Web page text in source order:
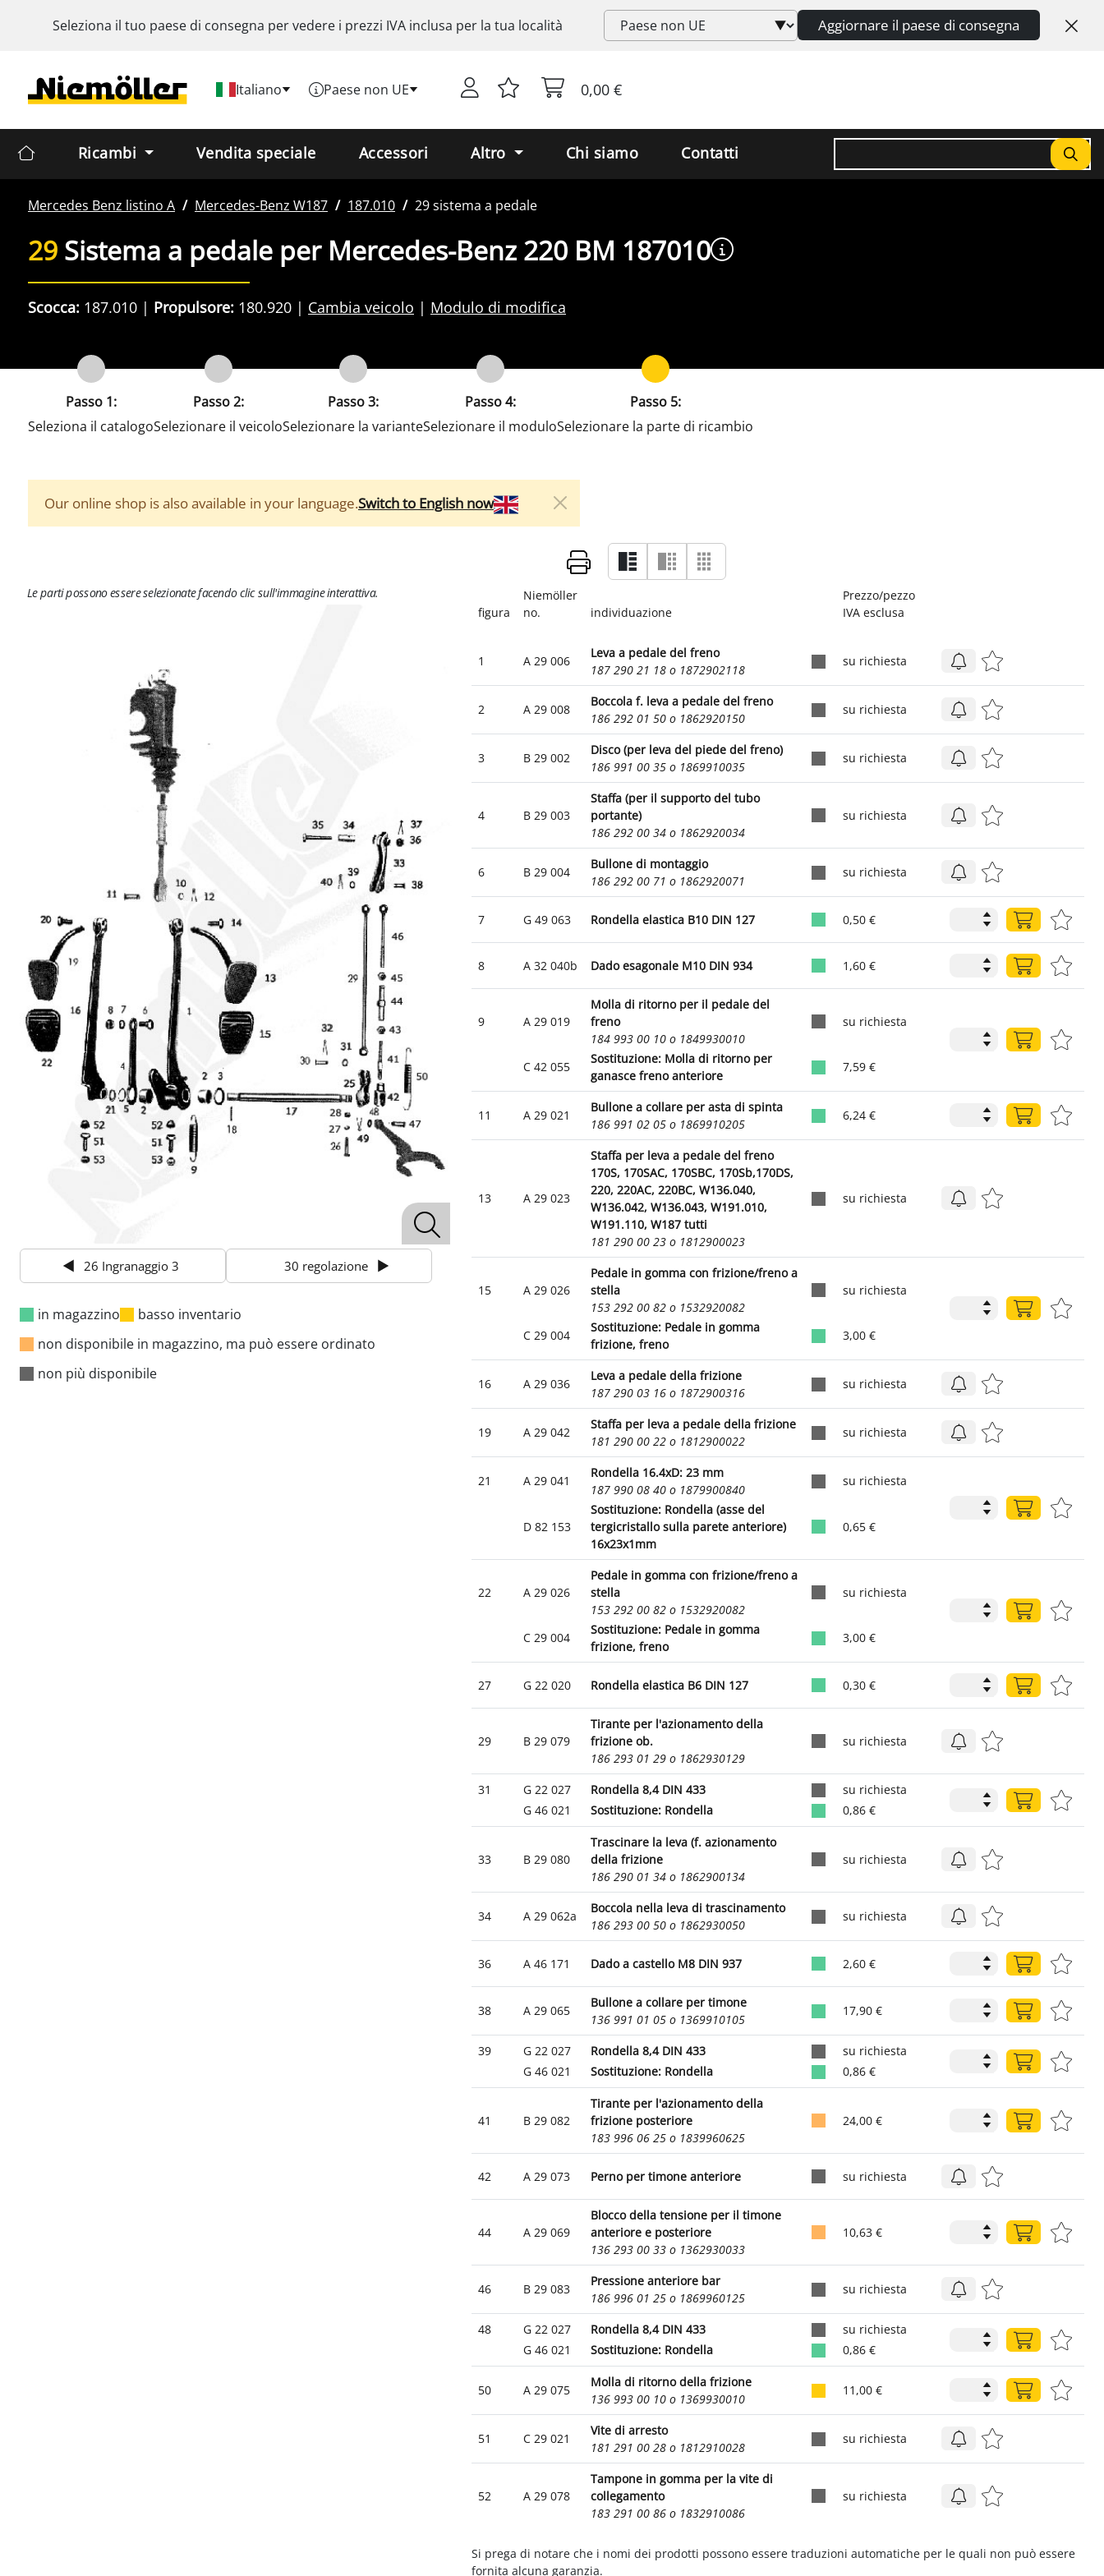
Seleziona il tuo paese di consegna per vedere i prezzi IVAinclusa per la tua località Aggiornare il paese di consegna
Italiano Paese non UE 0,00 €
Ricambi Vendita speciale Accessori Altro Chi siamo Contatti
Mercedes Benz listino A Mercedes-Benz W187 187.010 29 sistema a pedale
29 Sistema a pedale per Mercedes-Benz 220 BM 187010
Scocca: 187.010 Propulsore: 180.920 Cambia veicolo Modulo di modifica
Passo 1:
Seleziona il catalogo
Passo 2:
Selezionare il veicolo
Passo 3:
Selezionare la variante
Passo 4:
Selezionare il modulo
Passo 5:
Selezionare la parte di ricambio
Our online shop is also available in your language.Switch to English now
26 Ingranaggio 3 30 regolazione
in magazzino
basso inventario
non disponibile in magazzino, ma può essere ordinato
non più disponibile
figura
Niemöller
no.
individuazione
Prezzo/pezzo
IVA esclusa
1 A 29 006
Leva a pedale del freno
187 290 21 18 o 1872902118
su richiesta
2 A 29 008
Boccola f. leva a pedale del freno
186 292 01 50 o 1862920150
su richiesta
3 B 29 002
Disco (per leva del piede del freno)
186 991 00 35 o 1869910035
su richiesta
4 B 29 003
Staffa (per il supporto del tubo
portante)
186 292 00 34 o 1862920034
su richiesta
6 B 29 004
Bullone di montaggio
186 292 00 71 o 1862920071
su richiesta
7 G 49 063 Rondella elastica B10 DIN 127 0,50 €
8 A 32 040b Dado esagonale M10 DIN 934 1,60 €
9 A 29 019
Molla di ritorno per il pedale del
freno
184 993 00 10 o 1849930010
su richiesta
C 42 055
Sostituzione: Molla di ritorno per
ganasce freno anteriore
7,59 €
11 A 29 021
Bullone a collare per asta di spinta
186 991 02 05 o 1869910205
6,24 €
13 A 29 023
Staffa per leva a pedale del freno
170S, 170SAC, 170SBC, 170Sb,170DS,
220, 220AC, 220BC, W136.040,
W136.042, W136.043, W191.010,
W191.110, W187 tutti
181 290 00 23 o 1812900023
su richiesta
15 A 29 026
Pedale in gomma con frizione/freno a
stella
153 292 00 82 o 1532920082
su richiesta
C 29 004
Sostituzione: Pedale in gomma
frizione, freno
3,00 €
16 A 29 036
Leva a pedale della frizione
187 290 03 16 o 1872900316
su richiesta
19 A 29 042
Staffa per leva a pedale della frizione
181 290 00 22 o 1812900022
su richiesta
21 A 29 041
Rondella 16.4xD: 23 mm
187 990 08 40 o 1879900840
su richiesta
D 82 153
Sostituzione: Rondella (asse del
tergicristallo sulla parete anteriore)
16x23x1mm
0,65 €
22 A 29 026
Pedale in gomma con frizione/freno a
stella
153 292 00 82 o 1532920082
su richiesta
C 29 004
Sostituzione: Pedale in gomma
frizione, freno
3,00 €
27 G 22 020 Rondella elastica B6 DIN 127 0,30 €
29 B 29 079
Tirante per l'azionamento della
frizione ob.
186 293 01 29 o 1862930129
su richiesta
31 G 22 027 Rondella 8,4 DIN 433
su richiesta
G 46 021
Sostituzione: Rondella 0,86 €
33 B 29 080
Trascinare la leva (f. azionamento
della frizione
186 290 01 34 o 1862900134
su richiesta
34 A 29 062a
Boccola nella leva di trascinamento
186 293 00 50 o 1862930050
su richiesta
36 A 46 171 Dado a castello M8 DIN 937 2,60 €
38 A 29 065
Bullone a collare per timone
136 991 01 05 o 1369910105
17,90 €
39 G 22 027 Rondella 8,4 DIN 433
su richiesta
G 46 021
Sostituzione: Rondella 0,86 €
41 B 29 082
Tirante per l'azionamento della
frizione posteriore
183 996 06 25 o 1839960625
24,00 €
42 A 29 073 Perno per timone anteriore su richiesta
44 A 29 069
Blocco della tensione per il timone
anteriore e posteriore
136 293 00 33 o 1362930033
10,63 €
46 B 29 083
Pressione anteriore bar
186 996 01 25 o 1869960125
su richiesta
48 G 22 027 Rondella 8,4 DIN 433
su richiesta
G 46 021
Sostituzione: Rondella 0,86 €
50 A 29 075
Molla di ritorno della frizione
136 993 00 10 o 1369930010
11,00 €
51 C 29 021
Vite di arresto
181 291 00 28 o 1812910028
su richiesta
52 A 29 078
Tampone in gomma per la vite di
collegamento
183 291 00 86 o 1832910086
su richiesta
Si prega di notare che i nomi dei prodotti possono essere traduzioni automatiche per le quali non può essere
fornita alcuna garanzia.